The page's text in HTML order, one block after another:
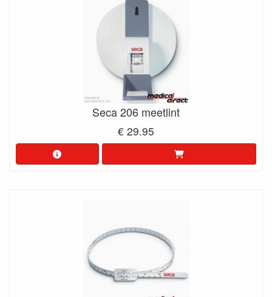
Seca 206 meetlint
€ 29.95